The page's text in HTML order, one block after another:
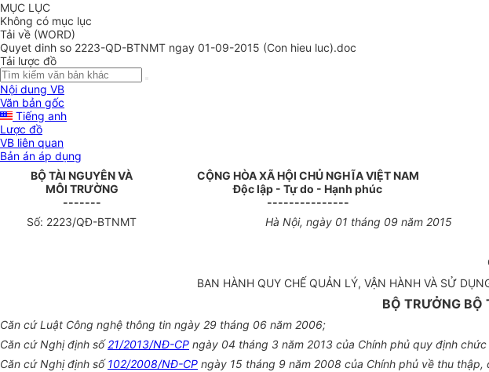
MỤC LỤC
Không có mục lục
Tải về (WORD)
Quyet dinh so 2223-QD-BTNMT ngay 01-09-2015 (Con hieu luc).doc
Tải lược đồ
Nội dung VB
Văn bản gốc
Tiếng anh
Lược đồ
VB liên quan
Bản án áp dụng
BỘ TÀI NGUYÊN VÀ
MÔI TRƯỜNG
-------
CỘNG HÒA XÃ HỘI CHỦ NGHĨA VIỆT NAM
Độc lập - Tự do - Hạnh phúc
---------------
Số: 2223/QĐ-BTNMT Hà Nội, ngày 01 tháng 09 năm 2015
BAN HÀNH QUY CHẾ QUẢN LÝ, VẬN HÀNH VÀ SỬ
BỘ TRƯỞNG BỘ
Căn cứ Luật Công nghệ thông tin ngày 29 tháng 06 năm 2006;
Căn cứ Nghị định số21/2013/NĐ-CP ngày 04 tháng 3 năm 2013 của Chính phủ quy định
Căn cứ Nghị định số102/2008/NĐ-CP ngày 15 tháng 9 năm 2008 của Chính phủ về thu